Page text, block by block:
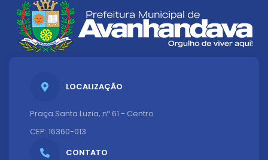
LOCALIZAÇÃO
Praça Santa Luzia, nº 61 - Centro
CEP: 16360-013
CONTATO